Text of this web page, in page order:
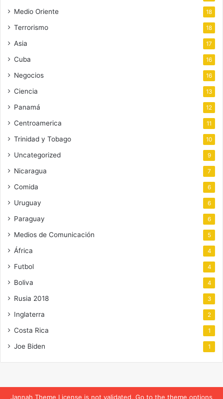
Jannah Theme License is not validated, Go to the theme options
Medio Oriente 18
Terrorismo 18
Asia 17
Cuba 16
Negocios 16
Ciencia 13
Panamá 12
Centroamerica 11
Trinidad y Tobago 10
Uncategorized 9
Nicaragua 7
Comida 6
Uruguay 6
Paraguay 6
Medios de Comunicación 5
África 4
Futbol 4
Boliva 4
Rusia 2018 3
Inglaterra 2
Costa Rica 1
Joe Biden 1